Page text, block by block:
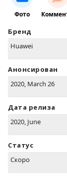
Фото
Бренд
Huawei
Анонсирован
2020, March 26
Дата релиза
2020, June
Статус
Скоро